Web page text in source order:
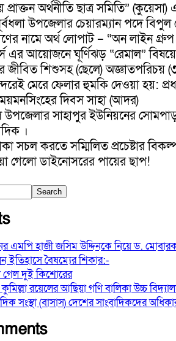
প্রাক্তন অর্থনীতি ছাত্র সমিতি”
উপজেলার চেয়ারম্যান পদে
নামে অর্থ লোপাট – “অন লাইন
এর আয়োজনে ঘূর্ণিঝড় “রেমাল”
শিশুসহ (ছেলে) অজ্ঞাতপরিচয়
মেরে ফেলার হুমকি দেওয়া হয়:
ময়মনসিংহের দিবস সাহা (আদর)
উপজেলার সাহাপুর ইউনিয়নের
।
সচল করতে সম্মিলিত প্রচেষ্টার
গেলো ডাইনোসরের পায়ের ছাপ!
Search
এমপি হাজী জসিম উদ্দিনকে নিয়ে ড.
ইতিহাসে বৈষম্যের শিকার:-
গেল দুই কিশোরের
কুমিল্লা রয়েলের আছিয়া গণি বালিকা উচ্চ
সংস্থা (বাসাস) দেশের সাংবাদিকদের